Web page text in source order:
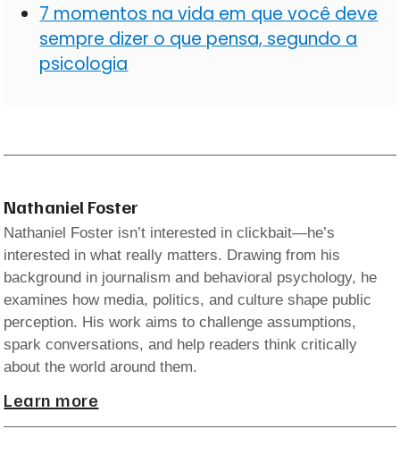
7 momentos na vida em que você deve
sempre dizer o que pensa, segundo a
psicologia
Nathaniel Foster
Nathaniel Foster isn’t interested in clickbait—he’s
interested in what really matters. Drawing from his
background in journalism and behavioral psychology, he
examines how media, politics, and culture shape public
perception. His work aims to challenge assumptions,
spark conversations, and help readers think critically
about the world around them.
Learn more